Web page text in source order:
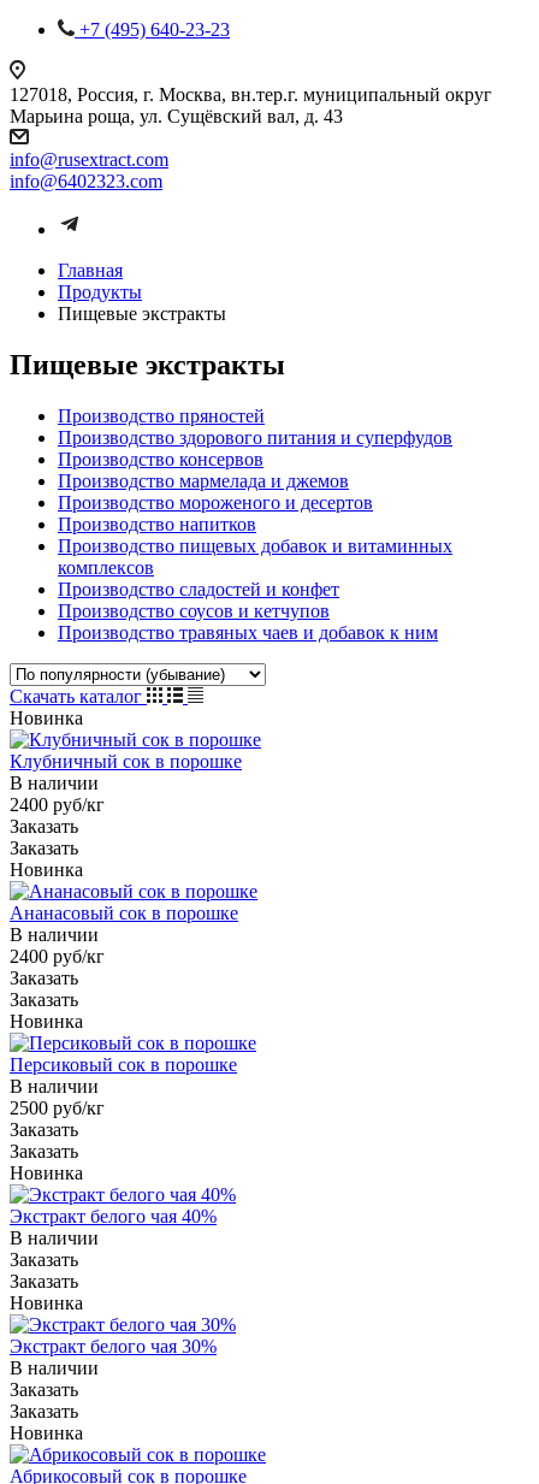
+7 (495) 640-23-23
127018, Россия, г. Москва, вн.тер.г. муниципальный округ
Марьина роща, ул. Сущёвский вал, д. 43
info@rusextract.com
info@6402323.com
Главная
Продукты
Пищевые экстракты
Пищевые экстракты
Производство пряностей
Производство здорового питания и суперфудов
Производство консервов
Производство мармелада и джемов
Производство мороженого и десертов
Производство напитков
Производство пищевых добавок и витаминных
комплексов
Производство сладостей и конфет
Производство соусов и кетчупов
Производство травяных чаев и добавок к ним
Скачать каталог
Новинка
Клубничный сок в порошке
В наличии
2400 руб/кг
Заказать
Заказать
Новинка
Ананасовый сок в порошке
В наличии
2400 руб/кг
Заказать
Заказать
Новинка
Персиковый сок в порошке
В наличии
2500 руб/кг
Заказать
Заказать
Новинка
Экстракт белого чая 40%
В наличии
Заказать
Заказать
Новинка
Экстракт белого чая 30%
В наличии
Заказать
Заказать
Новинка
Абрикосовый сок в порошке